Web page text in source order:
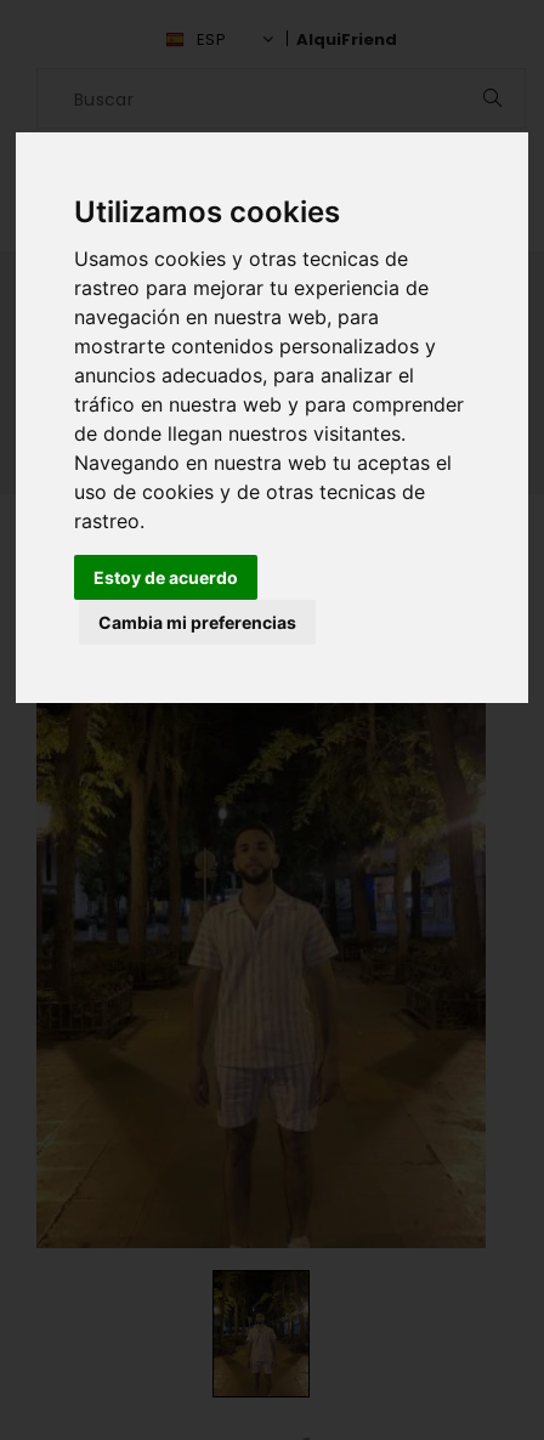
Utilizamos cookies
Usamos cookies y otras tecnicas de
rastreo para mejorar tu experiencia de
navegación en nuestra web, para
mostrarte contenidos personalizados y
anuncios adecuados, para analizar el
tráfico en nuestra web y para comprender
de donde llegan nuestros visitantes.
Navegando en nuestra web tu aceptas el
uso de cookies y de otras tecnicas de
rastreo.
Estoy de acuerdo
Cambia mi preferencias
ESP AlquiFriend
ALQUILAR AMIGO
Inicio Amigos Sevilla Ismail Aassou